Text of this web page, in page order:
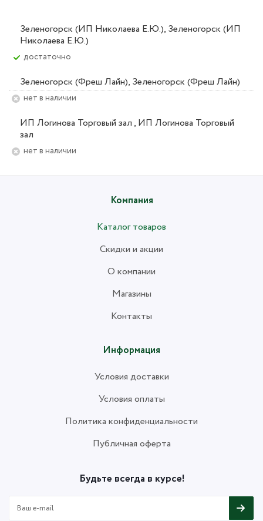
Зеленогорск (ИП Николаева Е.Ю.), Зеленогорск (ИП
Николаева Е.Ю.)
Достаточно
Зеленогорск (Фреш Лайн), Зеленогорск (Фреш Лайн)
Нет в наличии
ИП Логинова Торговый зал , ИП Логинова Торговый
зал
Нет в наличии
Компания
Каталог товаров
Скидки и акции
О компании
Магазины
Контакты
Информация
Условия доставки
Условия оплаты
Политика конфиденциальности
Публичная оферта
Будьте всегда в курсе!